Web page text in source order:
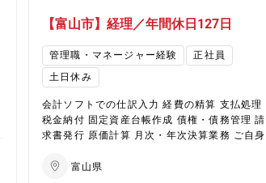
【富山市】経理／年間休日127日
管理職・マネージャー経験
正社員
土日休み
会計ソフトでの仕訳入力 経費の精算 支払処理
税金納付 固定資産台帳作成 債権・債務管理 請
求書発行 原価計算 月次・年次決算業務 ご自身
応、監査対応、予実管理・分析など経理業務の
富山県